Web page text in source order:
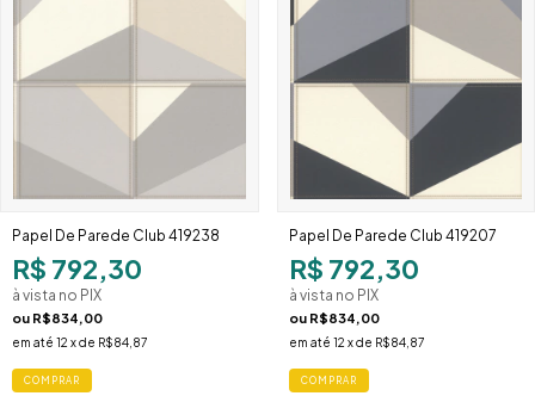
Papel De Parede Club 419238
R$ 792,30
à vista no PIX
ou R$834,00
em até 12 x de R$84,87
Papel De Parede Club 419207
R$ 792,30
à vista no PIX
ou R$834,00
em até 12 x de R$84,87